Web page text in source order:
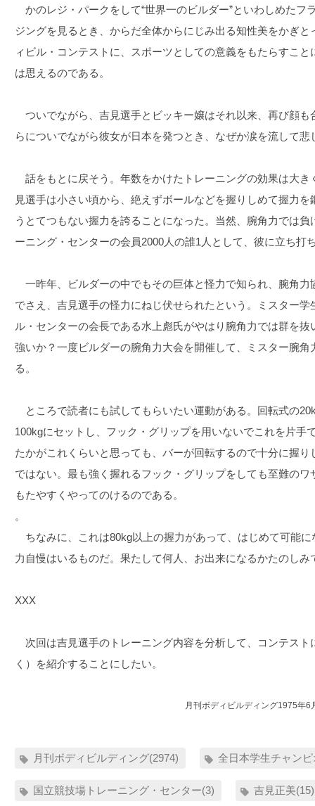
かのレジ・パークをして“世界一のビルダー”といわしめたフ
ジングを見るとき、からだ全体からにじみ出る知性美をかぎ
ィビル・コンテストに、スポーツとしての意義をもたらすこ
は思えるのである。
ついでながら、吉見選手とビッキー嬢はそれ以来、再び顔も
らについでながら彼女が日本を発つとき、なぜか涙を流して悲
話をもとに戻そう。年数をかけたトレーニングの効果は大き
見選手は小さい頃から、絶えずボールなどを握りしめて握力
うとてつもない握力を誇ることになった。当然、腕角力では
ーニング・センターの会員2000人の誰1人として、彼に立ち打
一昨年、ビルダーの中でもその巨体と怪力で知られ、腕角力
でさえ、吉見選手の怪力にねじ伏せられたという。ミスター
ル・センターの会長である水上彪氏がやはり腕角力では群を
強いか？一度ビルダーの腕角力大会を開催して、ミスター腕
る。
ところで読者にも試してもらいたい運動がある。回転式の
100kgにセットし、フック・グリップを用いないでこれを片手
たかがこれくらいと思っても、バーが回転するので十分に握
ではない。最も強く握れるフック・グリップをしても至難の
もたやすくやってのけるのである。
。
ちなみに、これは80kg以上の握力があって、はじめて可能
力自慢はいるものだ。果たして何人、お出来になるかたのしみ
ΧΧΧ
次回は吉見選手のトレーニング内容を分析して、コンテスト
く）を紹介することにしたい。
月刊ボディビルディング1975年6
月刊ボディビルディング(2974) 全日本学生チャン
国立競技場トレーニング・センター(3) 吉見正美(15)